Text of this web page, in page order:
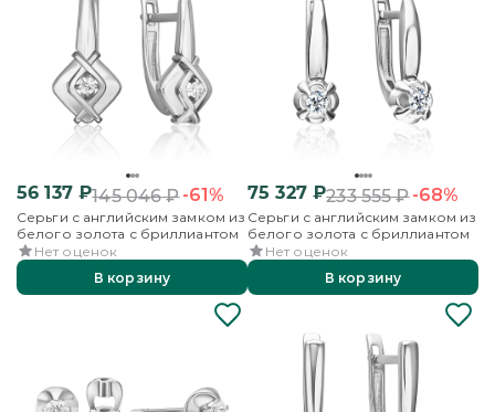
56 137₽145 046₽-61%
Серьги с английским замком из
белого золота с бриллиантом
Нет оценок
В корзину
75 327₽233 555₽-68%
Серьги с английским замком из
белого золота с бриллиантом
Нет оценок
В корзину